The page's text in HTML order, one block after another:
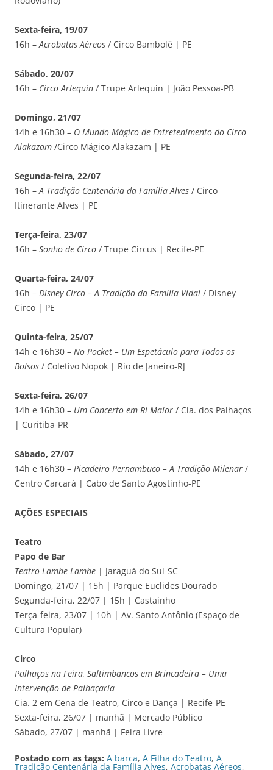
Sexta-feira, 19/07
16h – Acrobatas Aéreos / Circo Bambolê | PE
Sábado, 20/07
16h – Circo Arlequin / Trupe Arlequin | João Pessoa-PB
Domingo, 21/07
14h e 16h30 – O Mundo Mágico de Entretenimento do Circo
Alakazam /Circo Mágico Alakazam | PE
Segunda-feira, 22/07
16h – A Tradição Centenária da Família Alves / Circo
Itinerante Alves | PE
Terça-feira, 23/07
16h – Sonho de Circo / Trupe Circus | Recife-PE
Quarta-feira, 24/07
16h – Disney Circo – A Tradição da Família Vidal / Disney
Circo | PE
Quinta-feira, 25/07
14h e 16h30 – No Pocket – Um Espetáculo para Todos os
Bolsos / Coletivo Nopok | Rio de Janeiro-RJ
Sexta-feira, 26/07
14h e 16h30 – Um Concerto em Ri Maior / Cia. dos Palhaços
| Curitiba-PR
Sábado, 27/07
14h e 16h30 – Picadeiro Pernambuco – A Tradição Milenar /
Centro Carcará | Cabo de Santo Agostinho-PE
AÇÕES ESPECIAIS
Teatro
Papo de Bar
Teatro Lambe Lambe | Jaraguá do Sul-SC
Domingo, 21/07 | 15h | Parque Euclides Dourado
Segunda-feira, 22/07 | 15h | Castainho
Terça-feira, 23/07 | 10h | Av. Santo Antônio (Espaço de
Cultura Popular)
Circo
Palhaços na Feira, Saltimbancos em Brincadeira – Uma
Intervenção de Palhaçaria
Cia. 2 em Cena de Teatro, Circo e Dança | Recife-PE
Sexta-feira, 26/07 | manhã | Mercado Público
Sábado, 27/07 | manhã | Feira Livre
Postado com as tags: A barca, A Filha do Teatro, A
Tradição Centenária da Família Alves, Acrobatas Aéreos,